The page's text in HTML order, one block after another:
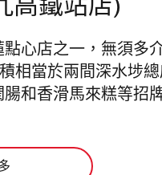
高鐵站店)
心店之一，無須多
相當於兩間深水埗
和香滑馬來糕等招